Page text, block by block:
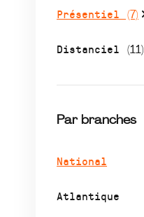
Présentiel (7)
Distanciel (11)
Par branches
National
Atlantique